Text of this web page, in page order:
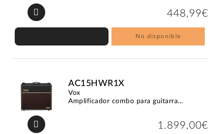
448,99€
No disponible
AC15HWR1X
Vox
Amplificador combo para guitarra...
1.899,00€